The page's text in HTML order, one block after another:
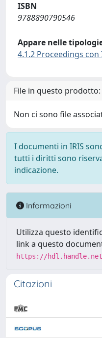
ISBN
9788890790546
Appare nelle
4.1.2 Proceedings con
File in questo prodotto:
Non ci sono file
I documenti in IRIS
tutti i diritti sono
indicazione.
Informazioni
Utilizza questo
link a questo
https://hdl.handle.net/
Citazioni